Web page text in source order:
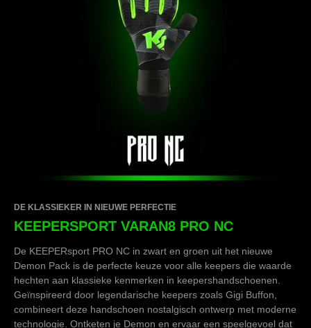
DE KLASSIEKER IN NIEUWE PERFECTIE
KEEPERSPORT VARAN8 PRO NC
De KEEPERsport PRO NC in zwart en groen uit het nieuwe
Demon Pack is de perfecte keuze voor alle keepers die waarde
hechten aan klassieke kenmerken in keepershandschoenen.
Geïnspireerd door legendarische keepers zoals Gigi Buffon,
combineert deze handschoen nostalgisch ontwerp met moderne
technologie. Ontketen je Demon en ervaar een speelgevoel dat